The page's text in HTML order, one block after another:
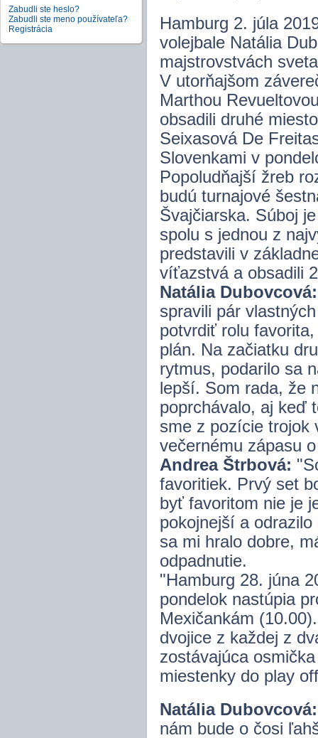
Zabudli ste heslo?
Zabudli ste meno používateľa?
Registrácia
Hamburg 2. júla
volejbale Natália
majstrovstvách
V utorňajšom
Marthou
obsadili druhé
Seixasová De
Slovenkami v
Popoludňajší žreb
budú turnajové
Švajčiarska. Súboj
spolu s jednou z
predstavili v
víťazstvá a obsadili
Natália Dubovcová:
spravili pár
potvrdiť rolu
plán. Na začiatku
rytmus, podarilo sa
lepší. Som rada, že
poprchávalo, aj keď
sme z pozície trojok
večernému zápasu
Andrea Štrbová:
favoritiek. Prvý set
byť favoritom nie je
pokojnejší a
sa mi hralo dobre,
odpadnutie.
"Hamburg 28. júna
pondelok nastúpia
Mexičankám
dvojice z každej z
zostávajúca
miestenky do play
Natália Dubovcová:
nám bude o čosi